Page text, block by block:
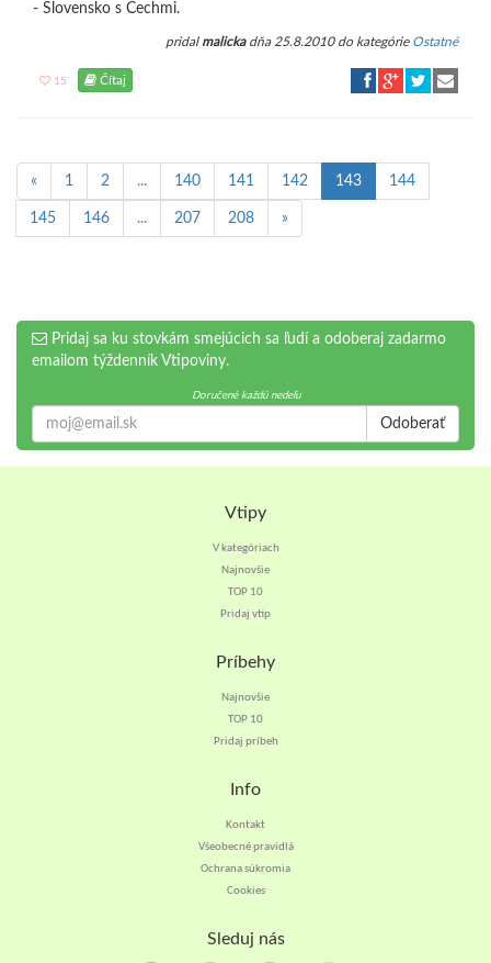
- Slovensko s Čechmi.
pridal malickadňa 25.8.2010 do kategórie Ostatné
15 Čítaj
« 1 2 ... 140 141 142 143 144
145 146 ... 207 208 »
Pridaj sa ku stovkám smejúcich sa ľudí a odoberaj zadarmo
emailom týždenník Vtipoviny.
Doručené každú nedeľu
Odoberať
Vtipy
V kategóriach
Najnovšie
TOP 10
Pridaj vtip
Príbehy
Najnovšie
TOP 10
Pridaj príbeh
Info
Kontakt
Všeobecné pravidlá
Ochrana súkromia
Cookies
Sleduj nás